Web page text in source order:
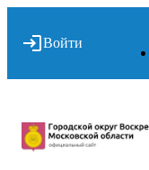
Войти